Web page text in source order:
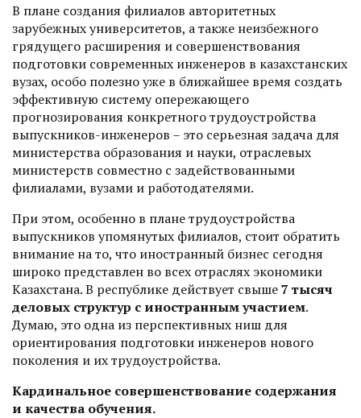
В плане создания филиалов авторитетных
зарубежных университетов, а также неизбежного
грядущего расширения и совершенствования
подготовки современных инженеров в казахстанских
вузах, особо полезно уже в ближайшее время создать
эффективную систему опережающего
прогнозирования конкретного трудоустройства
выпускников-инженеров – это серьезная задача для
министерства образования и науки, отраслевых
министерств совместно с задействованными
филиалами, вузами и работодателями.
При этом, особенно в плане трудоустройства
выпускников упомянутых филиалов, стоит обратить
внимание на то, что иностранный бизнес сегодня
широко представлен во всех отраслях экономики
Казахстана. В республике действует свыше7 тысяч
деловых структур с иностранным участием.
Думаю, это одна из перспективных ниш для
ориентирования подготовки инженеров нового
поколения и их трудоустройства.
Кардинальное совершенствование содержания
и качества обучения.